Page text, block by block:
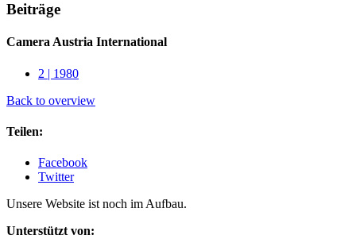
Beiträge
Camera Austria International
2 | 1980
Back to overview
Teilen:
Facebook
Twitter
Unsere Website ist noch im Aufbau.
Unterstützt von: